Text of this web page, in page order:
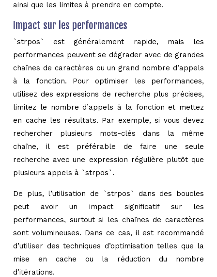
ainsi que les limites à prendre en compte.
Impact sur les performances
`strpos` est généralement rapide, mais les
performances peuvent se dégrader avec de grandes
chaînes de caractères ou un grand nombre d’appels
à la fonction. Pour optimiser les performances,
utilisez des expressions de recherche plus précises,
limitez le nombre d’appels à la fonction et mettez
en cache les résultats. Par exemple, si vous devez
rechercher plusieurs mots-clés dans la même
chaîne, il est préférable de faire une seule
recherche avec une expression régulière plutôt que
plusieurs appels à `strpos`.
De plus, l’utilisation de `strpos` dans des boucles
peut avoir un impact significatif sur les
performances, surtout si les chaînes de caractères
sont volumineuses. Dans ce cas, il est recommandé
d’utiliser des techniques d’optimisation telles que la
mise en cache ou la réduction du nombre
d’itérations.